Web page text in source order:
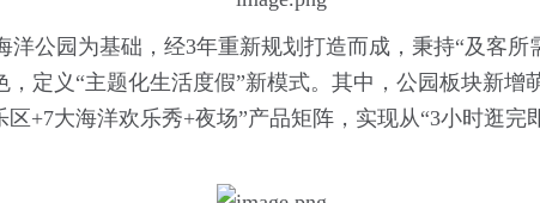
洋公园为基础，经3年重新规划打造而成，秉持“及客
定义“主题化生活度假”新模式。其中，公园板块新
+7大海洋欢乐秀+夜场”产品矩阵，实现从“3小时逛